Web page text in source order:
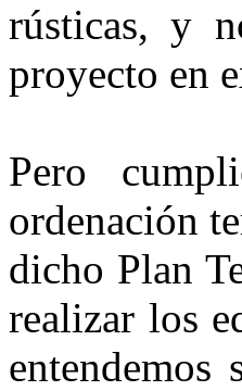
rústicas, y
proyecto en
Pero
ordenación
dicho Plan
realizar los
entendemos